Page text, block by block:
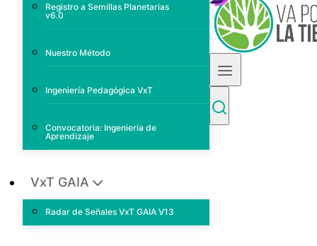
Registro a Semillas Planetarias
v6.0
Nuestro Método
Ingeniería Pedagógica VxT
Convocatoria: Ingeniería de
Aprendizaje
VxT GAIA
Radar de Señales VxT GAIA V13